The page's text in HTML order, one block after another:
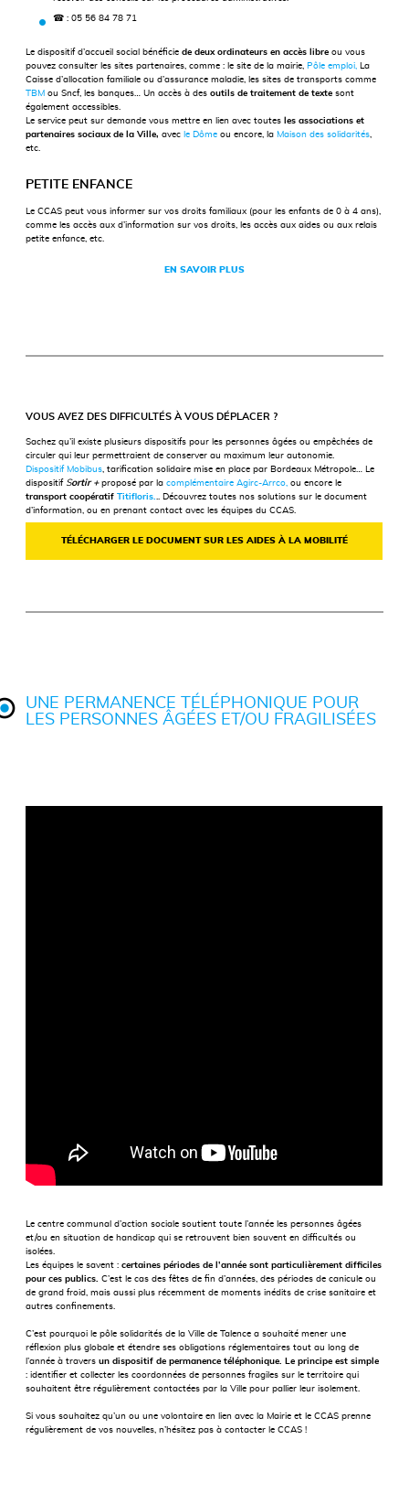
☎: 05 56 84 78 71
Le dispositif d’accueil social bénéficiede deux ordinateurs en accès libre ou vous
pouvez consulter les sites partenaires, comme : le site de la mairie, Pôle emploi,
La
Caisse d’allocation familiale ou d’assurance maladie, les sites de transports comme
TBM ou Sncf, les banques… Un accès à desoutils de traitement de texte sont
également accessibles.
Le service peut sur demande vous mettre en lien avec toutes les associations et
partenaires sociaux de la Ville, avec le Dôme ou encore, la Maison des solidarités
etc.
PETITE ENFANCE
Le CCAS peut vous informer sur vos droits familiaux (pour les enfants de 0 à 4 ans),
comme les accès aux d’information sur vos droits, les accès aux aides ou aux relais
petite enfance, etc.
EN SAVOIR PLUS
VOUS AVEZ DES DIFFICULTÉS À VOUS DÉPLACER ?
Sachez qu’il existe plusieurs dispositifs pour les personnes âgées ou empêchées de
circuler qui leur permettraient de conserver au maximum leur autonomie.
Dispositif Mobibus , tarification solidaire mise en place par Bordeaux Métropole… Le
dispositif Sortir + proposé par la complémentaire Agirc-Arrco, ou encore le
transport coopératifTitifloris.
.. Découvrez toutes nos solutions sur le document
d’information, ou en prenant contact avec les équipes du CCAS.
TÉLÉCHARGER LE DOCUMENT SUR LES AIDES À LA MOBILITÉ
UNE PERMANENCE TÉLÉPHONIQUE POUR
LES PERSONNES ÂGÉES ET/OU FRAGILISÉES
Le centre communal d’action sociale soutient toute l’année les personnes âgées
et/ou en situation de handicap qui se retrouvent bien souvent en difficultés ou
isolées.
Les équipes le savent :certaines périodes de l’année sont particulièrement difficiles
pour ces publics. C’est le cas des fêtes de fin d’années, des périodes de canicule ou
de grand froid, mais aussi plus récemment de moments inédits de crise sanitaire et
autres confinements.
C’est pourquoi le pôle solidarités de la Ville de Talence a souhaité mener une
réflexion plus globale et étendre ses obligations réglementaires tout au long de
l’année à travers un dispositif de permanence téléphonique.
Le principe est simple
: identifier et collecter les coordonnées de personnes fragiles sur le territoire qui
souhaitent être régulièrement contactées par la Ville pour pallier leur isolement.
Si vous souhaitez qu’un ou une volontaire en lien avec la Mairie et le CCAS prenne
régulièrement de vos nouvelles, n’hésitez pas à contacter le CCAS !